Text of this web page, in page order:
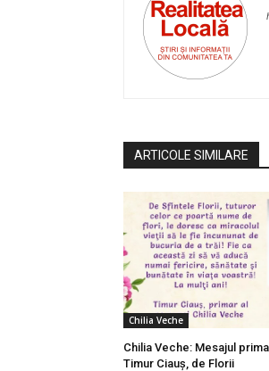
ARTICOLE SIMILARE
Chilia Veche
Chilia Veche: Mesajul
Timur Ciauș, de Florii